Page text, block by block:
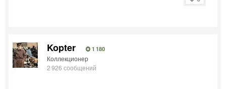
Kopter 1 180
Коллекционер
2 926 сообщений